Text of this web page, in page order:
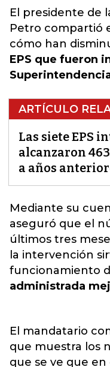
El presidente de
Petro compartió
cómo han
EPS que fueron
ARTÍCULO
Las siete EPS
alcanzaron
a años
Mediante su
aseguró que el
últimos tres
la intervención
funcionamiento
administrada
El mandatario
que muestra los
que se ve que